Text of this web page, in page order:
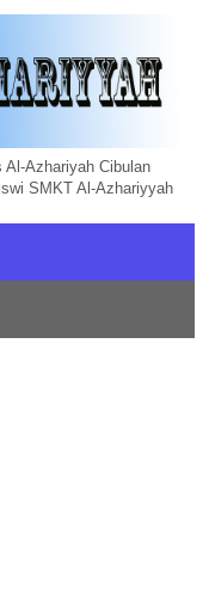
Azhariyah Cibulan
SMKT Al-Azhariyyah